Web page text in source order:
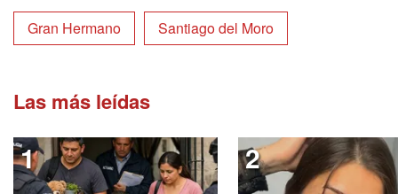
Gran Hermano Santiago del Moro
Las más leídas